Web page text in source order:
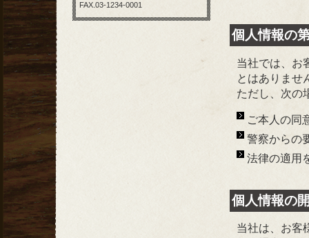
個人情報の
当社では、お
とはありませ
ただし、次の
ご本人の同
警察からの
法律の適用
個人情報の
当社は、お客
FAX.03-1234-0001